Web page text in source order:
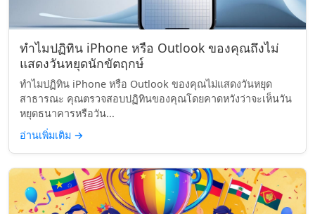
ทำไมปฏิทิน iPhone หรือ Outlook ของคุณถึงไม่
แสดงวันหยุดนักขัตฤกษ์
ทำไมปฏิทิน iPhone หรือ Outlook ของคุณไม่แสดงวันหยุด
สาธารณะ คุณตรวจสอบปฏิทินของคุณโดยคาดหวังว่าจะเห็นวัน
หยุดธนาคารหรือวัน...
อ่านเพิ่มเติม →